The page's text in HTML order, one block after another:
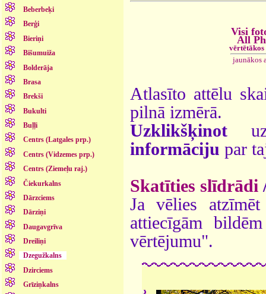
Beberbeķi
Berģi
Bieriņi
Bišumuiža
Bolderāja
Brasa
Brekši
Bukulti
Buļļi
Centrs (Latgales prp.)
Centrs (Vidzemes prp.)
Centrs (Ziemeļu raj.)
Čiekurkalns
Dārzciems
Dārziņi
Daugavgrīva
Dreiliņi
Dzegužkalns
Dzirciems
Grīziņkalns
Visi
All
vērtētākos
jaunākos
Atlasīto attēlu
pilnā izmērā.
Uzklikšķinot
informāciju par
Skatīties slīdrādi
Ja vēlies
attiecīgām
vērtējumu".